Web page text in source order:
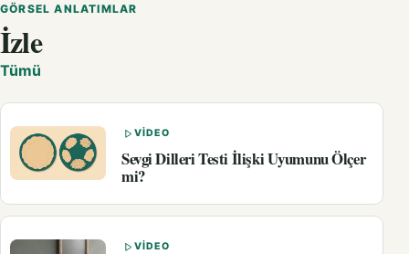
GÖRSEL ANLATIMLAR
İzle
Tümü
VIDEO
Sevgi Dilleri Testi İlişki Uyumunu Ölçer
mi?
VIDEO